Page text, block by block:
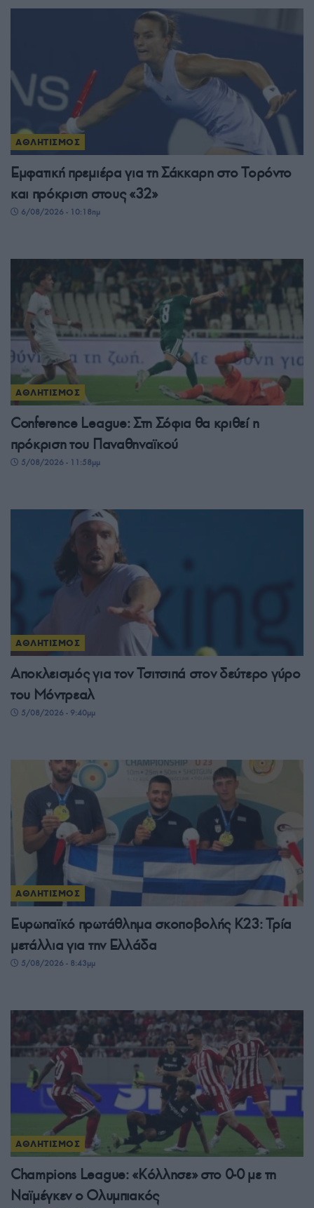
ΑΘΛΗΤΙΣΜΟΣ
Εμφατική πρεμιέρα για τη Σάκκαρη στο Τορόντο
και πρόκριση στους «32»
6/08/2026 - 10:18πμ
ΑΘΛΗΤΙΣΜΟΣ
Conference League: Στη Σόφια θα κριθεί η
πρόκριση του Παναθηναϊκού
5/08/2026 - 11:58μμ
ΑΘΛΗΤΙΣΜΟΣ
Αποκλεισμός για τον Τσιτσιπά στον δεύτερο γύρο
του Μόντρεαλ
5/08/2026 - 9:40μμ
ΑΘΛΗΤΙΣΜΟΣ
Ευρωπαϊκό πρωτάθλημα σκοποβολής Κ23: Τρία
μετάλλια για την Ελλάδα
5/08/2026 - 8:43μμ
ΑΘΛΗΤΙΣΜΟΣ
Champions League: «Κόλλησε» στο 0-0 με τη
Ναϊμέγκεν ο Ολυμπιακός